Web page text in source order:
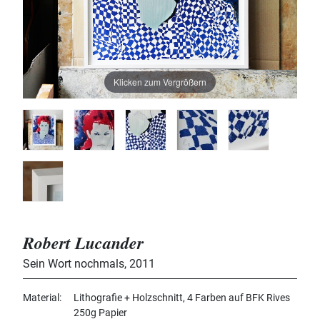
Klicken zum Vergrößern
Robert Lucander
Sein Wort nochmals, 2011
Material
Lithografie + Holzschnitt, 4 Farben auf BFK Rives
250g Papier